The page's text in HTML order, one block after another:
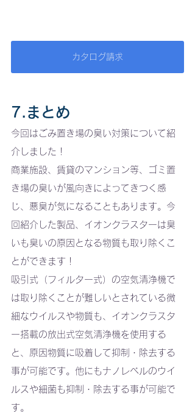
カタログ請求
7.まとめ
今回はごみ置き場の臭い対策について紹
介しました！
商業施設、賃貸のマンション等、ゴミ置
き場の臭いが風向きによってきつく感
じ、悪臭が気になることもあります。今
回紹介した製品、イオンクラスターは臭
いも臭いの原因となる物質も取り除くこ
とができます！
吸引式（フィルター式）の空気清浄機で
は取り除くことが難しいとされている微
細なウイルスや物質も、イオンクラスタ
ー搭載の放出式空気清浄機を使用する
と、原因物質に吸着して抑制・除去する
事が可能です。他にもナノレベルのウイ
ルスや細菌も抑制・除去する事が可能で
す。